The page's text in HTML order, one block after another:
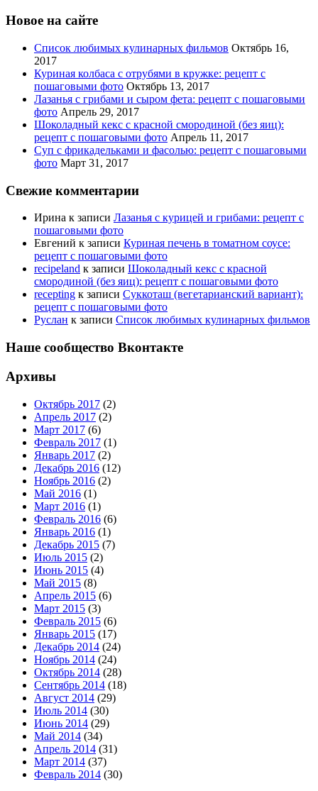
Новое на сайте
Список любимых кулинарных фильмов Октябрь 16,
2017
Куриная колбаса с отрубями в кружке: рецепт с
пошаговыми фото Октябрь 13, 2017
Лазанья с грибами и сыром фета: рецепт с пошаговыми
фото Апрель 29, 2017
Шоколадный кекс с красной смородиной (без яиц):
рецепт с пошаговыми фото Апрель 11, 2017
Суп с фрикадельками и фасолью: рецепт с пошаговыми
фото Март 31, 2017
Свежие комментарии
Ирина к записи Лазанья с курицей и грибами: рецепт с
пошаговыми фото
Евгений к записи Куриная печень в томатном соусе:
рецепт с пошаговыми фото
recipeland к записи Шоколадный кекс с красной
смородиной (без яиц): рецепт с пошаговыми фото
recepting к записи Суккоташ (вегетарианский вариант):
рецепт с пошаговыми фото
Руслан к записи Список любимых кулинарных фильмов
Наше сообщество Вконтакте
Архивы
Октябрь 2017 (2)
Апрель 2017 (2)
Март 2017 (6)
Февраль 2017 (1)
Январь 2017 (2)
Декабрь 2016 (12)
Ноябрь 2016 (2)
Май 2016 (1)
Март 2016 (1)
Февраль 2016 (6)
Январь 2016 (1)
Декабрь 2015 (7)
Июль 2015 (2)
Июнь 2015 (4)
Май 2015 (8)
Апрель 2015 (6)
Март 2015 (3)
Февраль 2015 (6)
Январь 2015 (17)
Декабрь 2014 (24)
Ноябрь 2014 (24)
Октябрь 2014 (28)
Сентябрь 2014 (18)
Август 2014 (29)
Июль 2014 (30)
Июнь 2014 (29)
Май 2014 (34)
Апрель 2014 (31)
Март 2014 (37)
Февраль 2014 (30)